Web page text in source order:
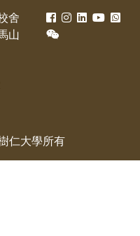
舍
山
仁大學所有